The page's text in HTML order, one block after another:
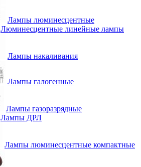
Лампы люминесцентные
Люминесцентные линейные лампы
Лампы накаливания
Лампы галогенные
Лампы газоразрядные
Лампы ДРЛ
Лампы люминесцентные компактные